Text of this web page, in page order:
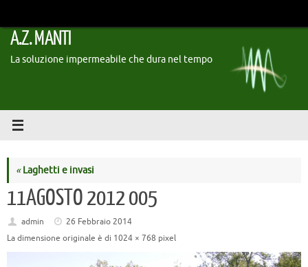
contenuto
A.Z. MANTI
La soluzione impermeabile che dura nel tempo
«Laghetti e invasi
11AGOSTO 2012 005
admin
26 Febbraio 2014
La dimensione originale è di 1024 × 768 pixel